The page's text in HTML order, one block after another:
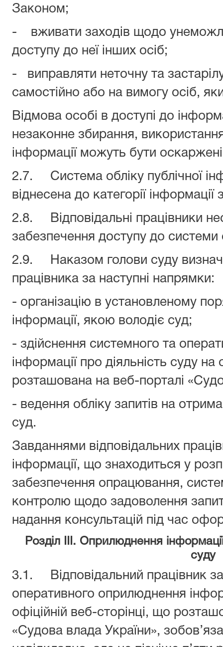
Законом;
- вживати заходів щодо
доступу до неї інших осіб;
- виправляти неточну та
самостійно або на вимогу осіб,
Відмова особі в доступі до
незаконне збирання,
інформації можуть бути
2.7. Система обліку публічної
віднесена до категорії
2.8. Відповідальні працівники
забезпечення доступу до системи
2.9. Наказом голови суду
працівника за наступні напрямки:
- організацію в установленому
інформації, якою володіє суд;
- здійснення системного та
інформації про діяльність суду на
розташована на веб-порталі
- ведення обліку запитів на
суд.
Завданнями відповідальних
інформації, що знаходиться у
забезпечення опрацювання,
контролю щодо задоволення
надання консультацій під час
Розділ IIІ. Оприлюднення
суду
3.1. Відповідальний працівник
оперативного оприлюднення
офіційній веб-сторінці, що
«Судова влада України»,